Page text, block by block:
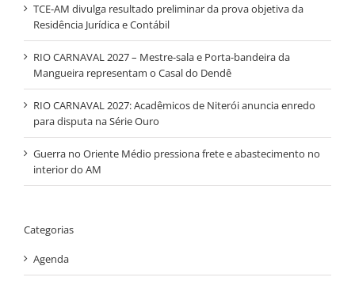
TCE-AM divulga resultado preliminar da prova objetiva da
Residência Jurídica e Contábil
RIO CARNAVAL 2027 – Mestre-sala e Porta-bandeira da
Mangueira representam o Casal do Dendê
RIO CARNAVAL 2027: Acadêmicos de Niterói anuncia enredo
para disputa na Série Ouro
Guerra no Oriente Médio pressiona frete e abastecimento no
interior do AM
Categorias
Agenda